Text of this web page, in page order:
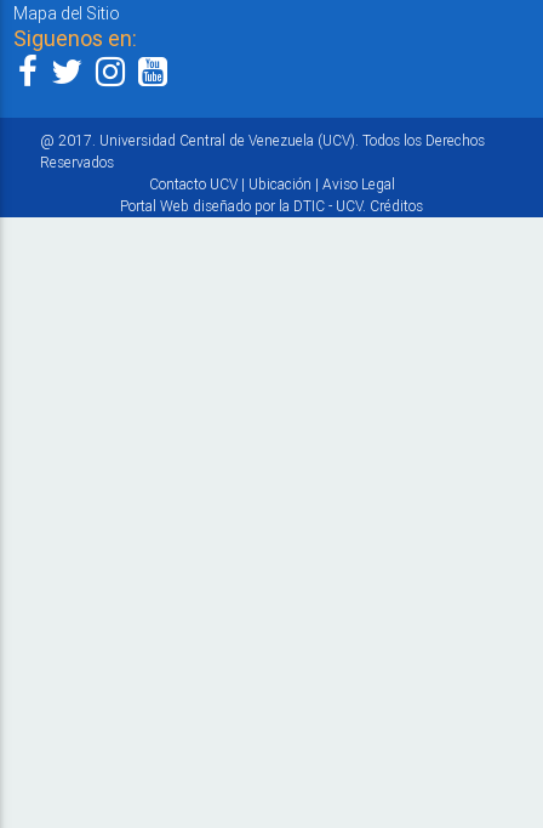
Mapa del Sitio
Siguenos en:
@ 2017. Universidad Central de Venezuela (UCV). Todos los Derechos
Reservados
Contacto UCV| Ubicación | Aviso Legal
Portal Web diseñado por la DTIC - UCV. Créditos